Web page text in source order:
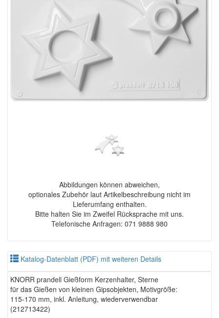
Abbildungen können abweichen,
optionales Zubehör laut Artikelbeschreibung nicht im
Lieferumfang enthalten.
Bitte halten Sie im Zweifel Rücksprache mit uns.
Telefonische Anfragen: 071 9888 980
Katalog-Datenblatt (PDF) mit weiteren Details
KNORR prandell Gießform Kerzenhalter, Sterne
für das Gießen von kleinen Gipsobjekten, Motivgröße:
115-170 mm, inkl. Anleitung, wiederverwendbar
(212713422)